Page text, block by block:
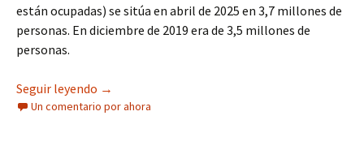
están ocupadas) se sitúa en abril de 2025 en 3,7 millones de
personas. En diciembre de 2019 era de 3,5 millones de
personas.
Seguir leyendo Ni cohete ni récord: España, un infierno de
→
Un comentario por ahora